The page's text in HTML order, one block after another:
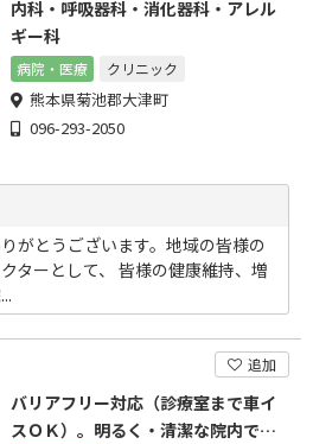
内科・呼吸器科・消化器科・アレル
ギー科
病院・医療 クリニック
熊本県菊池郡大津町
096-293-2050
がとうございます。地域の皆様の
ターとして、 皆様の健康維持、増
追加
バリアフリー対応（診療室まで車イ
スＯＫ）。明るく・清潔な院内で、